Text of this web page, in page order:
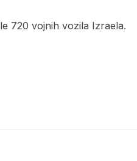
720 vojnih vozila Izraela.